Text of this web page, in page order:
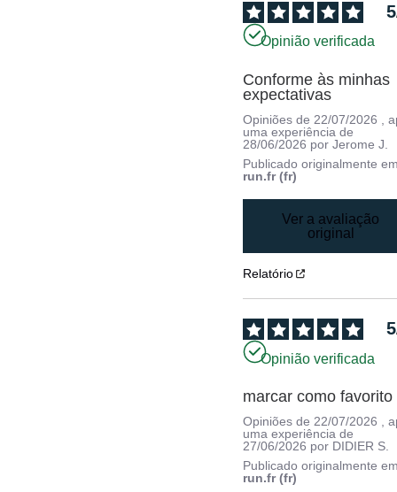
5
Opinião verificada
Conforme às minhas
expectativas
Opiniões de 22/07/2026
,
uma experiência de
28/06/2026 porJerome J.
Publicado originalmente
run.fr (fr)
Ver a avaliação
original
Relatório
5
Opinião verificada
marcar como favorito
Opiniões de22/07/2026 ,
uma experiência de
27/06/2026 por DIDIER S.
Publicado originalmente
run.fr (fr)